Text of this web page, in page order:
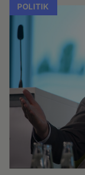
POLITIK